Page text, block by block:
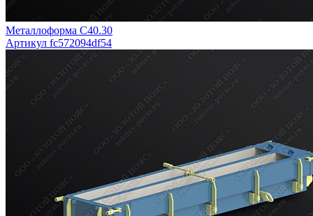
Металлоформа С40.30
Артикул fc572094df54